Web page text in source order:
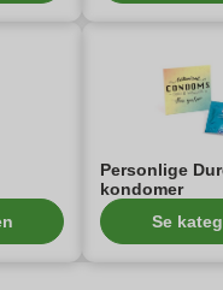
Personlige
kondomer
Se